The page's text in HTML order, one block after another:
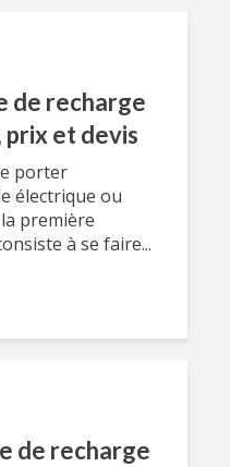
de recharge
prix et devis
porter
électrique ou
première
à se faire...
de recharge